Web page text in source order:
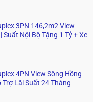
3PN 146,2m2 View
Suất Nội Bộ Tặng 1 Tỷ + Xe
4PN View Sông Hồng
Trợ Lãi Suất 24 Tháng